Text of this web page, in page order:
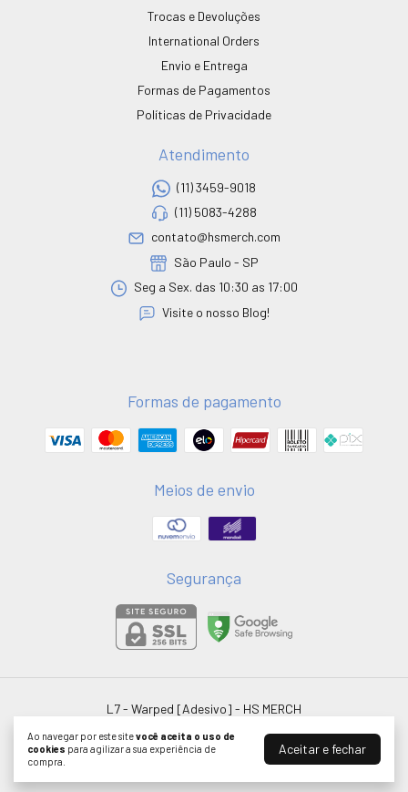
Ao navegar por este sitevocê aceita o uso de
cookies para agilizar a sua experiência de
compra.
Aceitar e fechar
Trocas e Devoluções
International Orders
Envio e Entrega
Formas de Pagamentos
Políticas de Privacidade
Atendimento
(11) 3459-9018
(11) 5083-4288
contato@hsmerch.com
São Paulo - SP
Seg a Sex. das 10:30 as 17:00
Visite o nosso Blog!
Formas de pagamento
Meios de envio
Segurança
L7 - Warped [Adesivo] - HS MERCH